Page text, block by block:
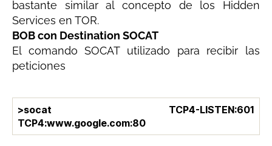
bastante similar al concepto de los Hidden
Services en TOR.
BOB con Destination SOCAT
El comando SOCAT utilizado para recibir las
peticiones
>socat TCP4-LISTEN:601
TCP4:www.google.com:80